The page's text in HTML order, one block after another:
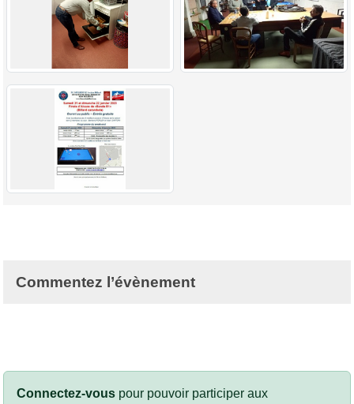
Commentez l’évènement
Connectez-vous pour pouvoir participer aux